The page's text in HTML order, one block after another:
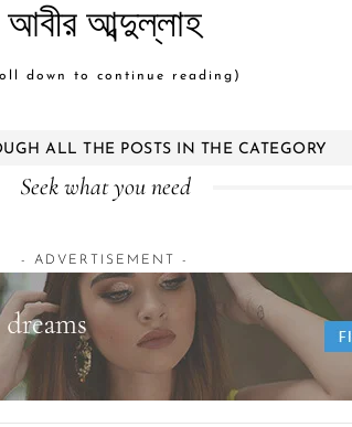
আবীর আব্দুল্লাহ
down to continue reading)
ALL THE POSTS IN THE CATEGORY
Seek what you need
- ADVERTISEMENT -